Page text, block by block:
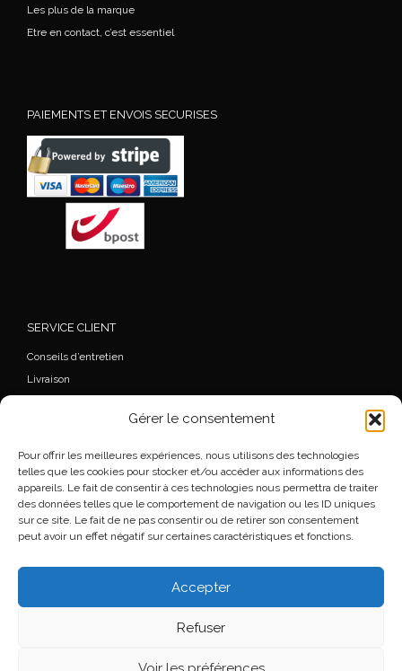
Gérer le consentement
Pour offrir les meilleures expériences, nous utilisons des technologies
telles que les cookies pour stocker et/ou accéder aux informations des
appareils. Le fait de consentir à ces technologies nous permettra de traiter
des données telles que le comportement de navigation ou les ID uniques
sur ce site. Le fait de ne pas consentir ou de retirer son consentement
peut avoir un effet négatif sur certaines caractéristiques et fonctions.
Accepter
Refuser
Les plus de la marque
Etre en contact, c’est essentiel
PAIEMENTS ET ENVOIS SECURISES
SERVICE CLIENT
Conseils d’entretien
Livraison
Wishlist
Mentions légales
Conditions générales de vente
© 2026Florence Beauloye– Tous droits réservés
– Réalisé avec the